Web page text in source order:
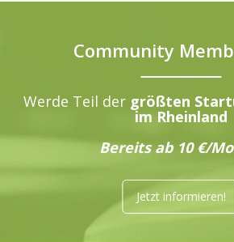
Community
Werde Teil der größten
im Rheinland
Bereits ab 10 €/
Jetzt informieren!